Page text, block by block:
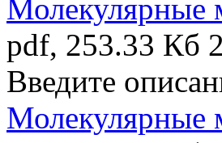
Молекулярные
pdf, 253.33 Кб
Введите
Молекулярные